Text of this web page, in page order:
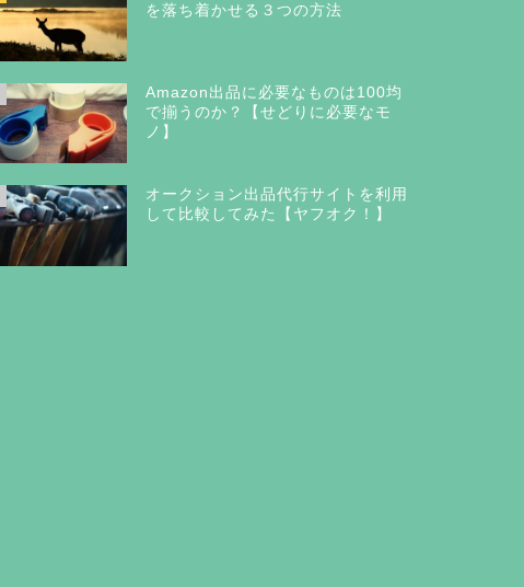
を落ち着かせる３つの方法
Amazon出品に必要なものは100均
で揃うのか？【せどりに必要なモ
ノ】
オークション出品代行サイトを利用
して比較してみた【ヤフオク！】